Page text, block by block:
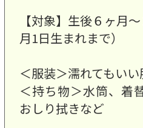
【対象】生後６ヶ月
月1日生まれまで）
＜服装＞濡れてもい
＜持ち物＞水筒、着
おしり拭きなど